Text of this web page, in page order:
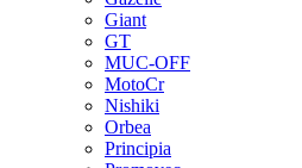
Giant
GT
MUC-OFF
MotoCr
Nishiki
Orbea
Principia